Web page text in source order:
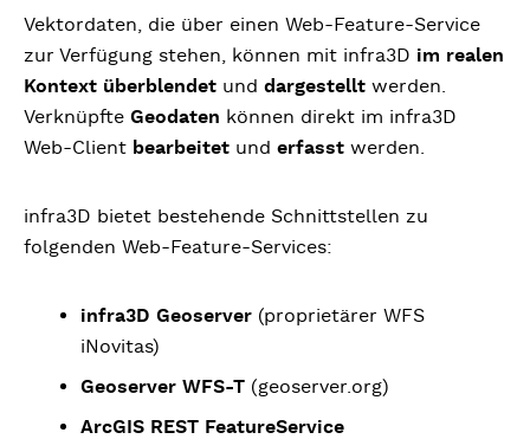
Vektordaten, die über einen Web-Feature-Service
zur Verfügung stehen, können mit infra3D im realen
Kontext überblendet und dargestellt werden.
Verknüpfte Geodaten können direkt im infra3D
Web-Client bearbeitet und erfasst werden.
infra3D bietet bestehende Schnittstellen zu
folgenden Web-Feature-Services:
infra3D Geoserver (proprietärer WFS
iNovitas)
Geoserver WFS-T (geoserver.org)
ArcGIS REST FeatureService